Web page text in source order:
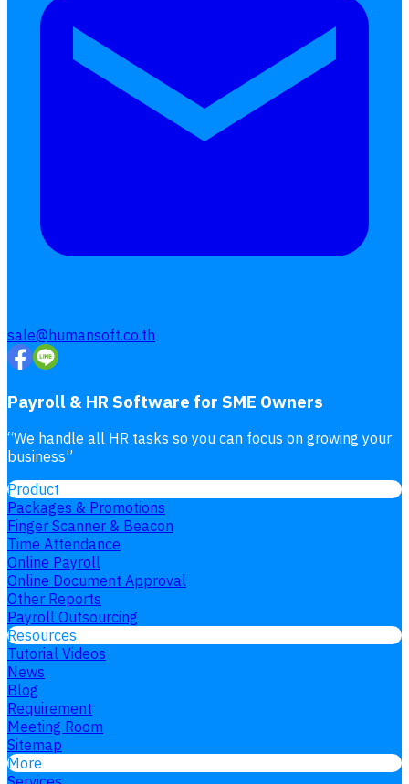
sale@humansoft.co.th
Payroll & HR Software for SME Owners
“We handle all HR tasks so you can focus on growing your
business”
Product
Packages & Promotions
Finger Scanner & Beacon
Time Attendance
Online Payroll
Online Document Approval
Other Reports
Payroll Outsourcing
Resources
Tutorial Videos
News
Blog
Requirement
Meeting Room
Sitemap
More